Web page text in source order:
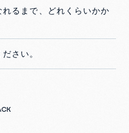
るまで、どれくらいかか
さい。